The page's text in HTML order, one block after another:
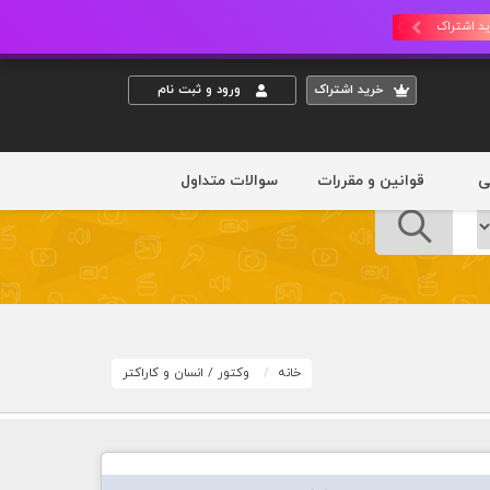
اشتراک
خريد اشتراک ورود و ثبت نام
قوانین و مقررات سوالات متداول
خانه وکتور / انسان و کاراکتر